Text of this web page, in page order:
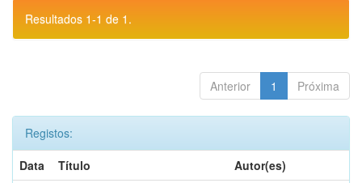
Resultados 1-1 de 1.
Anterior 1 Próxima
Registos:
Data
Título
Autor(es)